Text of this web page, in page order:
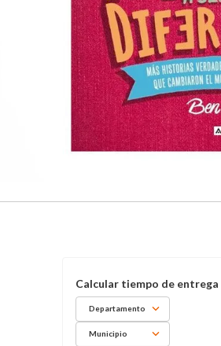
Departamento
Municipio